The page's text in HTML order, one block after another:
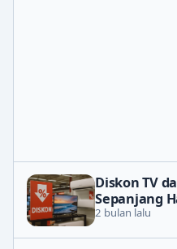
Diskon TV
Sepanjang
2 bulan lalu